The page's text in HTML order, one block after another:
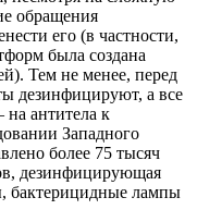
обращения
его (в частности,
была создана
Тем не менее, перед
дезинфицируют, а все
антитела к
Западного
более 75 тысяч
дезинфицирующая
бактерицидные лампы